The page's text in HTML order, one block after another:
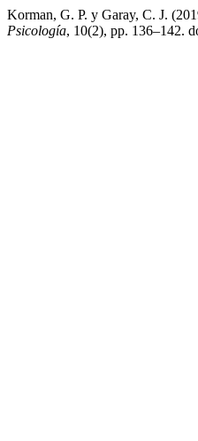
Korman, G. P. y Garay, C. J.
Psicología, 10(2), pp. 136–142.